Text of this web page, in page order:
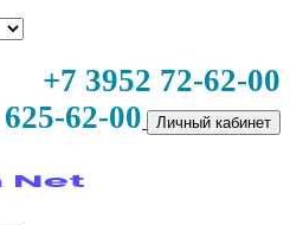
+7 3952 72-62-00
62-00
Личный кабинет